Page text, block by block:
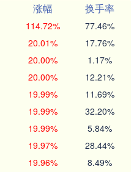
涨幅
换手率
114.72% 77.46%
20.01% 17.76%
20.00% 1.17%
20.00% 12.21%
19.99% 11.69%
19.99% 32.20%
19.99% 5.84%
19.97% 28.44%
19.96% 8.49%